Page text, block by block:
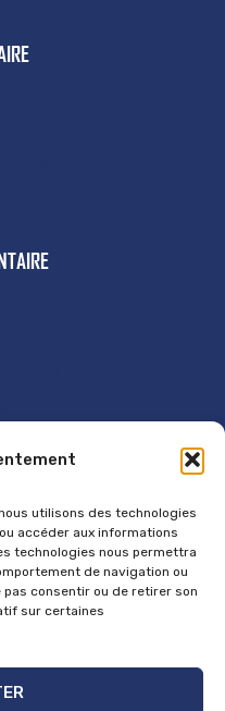
utilisons des technologies
accéder aux informations
technologies nous permettra
de navigation ou
consentir ou de retirer son
sur certaines
remboursements